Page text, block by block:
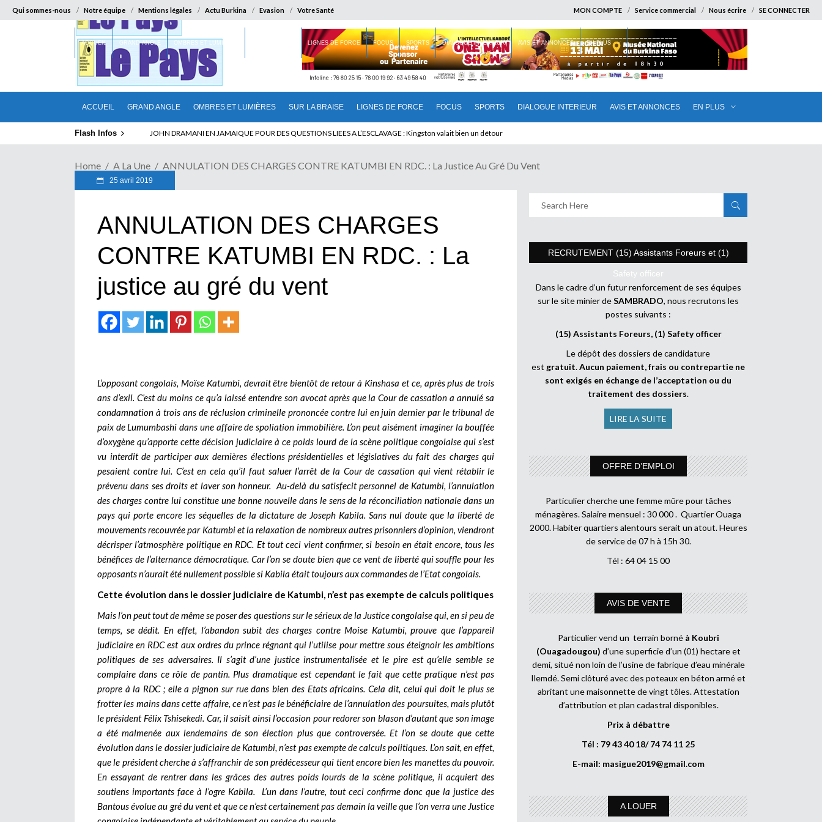
Qui sommes-nous Notre équipe Mentions légales Actu Burkina Evasion Votre Santé MON COMPTE Service commercial Nous écrire SE CONNECTER
ACCUEIL GRAND ANGLE OMBRES ET LUMIÈRES SUR LA BRAISE LIGNES DE FORCE FOCUS SPORTS DIALOGUE INTERIEUR AVIS ET ANNONCES EN PLUS
ACCUEIL GRAND ANGLE OMBRES ET LUMIÈRES LIGNES DE FORCE FOCUS SPORTS DIALOGUE INTERIEUR AVIS ET ANNONCES EN PLUS
Flash Infos ELECTION DE TALON A LA TETE DU SENAT BENINOIS : Quand Patrice quitte le pouvoir sans partir !
Home A La Une ANNULATION DES CHARGES CONTRE KATUMBI EN RDC. : La Justice Au Gré Du Vent
25 avril 2019
ANNULATION DES CHARGES
CONTRE KATUMBI EN RDC. : La
justice au gré du vent
L’opposant congolais, Moïse Katumbi, devrait être bientôt de retour à Kinshasa et ce, après plus de trois
ans d’exil. C’est du moins ce qu’a laissé entendre son avocat après que la Cour de cassation a annulé sa
condamnation à trois ans de réclusion criminelle prononcée contre lui en juin dernier par le tribunal de
paix de Lumumbashi dans une affaire de spoliation immobilière. L’on peut aisément imaginer la bouffée
d’oxygène qu’apporte cette décision judiciaire à ce poids lourd de la scène politique congolaise qui s’est
vu interdit de participer aux dernières élections présidentielles et législatives du fait des charges qui
pesaient contre lui. C’est en cela qu’il faut saluer l’arrêt de la Cour de cassation qui vient rétablir le
prévenu dans ses droits et laver son honneur. Au-delà du satisfecit personnel de Katumbi, l’annulation
des charges contre lui constitue une bonne nouvelle dans le sens de la réconciliation nationale dans un
pays qui porte encore les séquelles de la dictature de Joseph Kabila. Sans nul doute que la liberté de
mouvements recouvrée par Katumbi et la relaxation de nombreux autres prisonniers d’opinion, viendront
décrisper l’atmosphère politique en RDC. Et tout ceci vient confirmer, si besoin en était encore, tous les
bénéfices de l’alternance démocratique. Car l’on se doute bien que ce vent de liberté qui souffle pour les
opposants n’aurait été nullement possible si Kabila était toujours aux commandes de l’Etat congolais.
Cette évolution dans le dossier judiciaire de Katumbi, n’est pas exempte de calculs politiques
Mais l’on peut tout de même se poser des questions sur le sérieux de la Justice congolaise qui, en si peu de
temps, se dédit. En effet, l’abandon subit des charges contre Moise Katumbi, prouve que l’appareil
judiciaire en RDC est aux ordres du prince régnant qui l’utilise pour mettre sous éteignoir les ambitions
politiques de ses adversaires. Il s’agit d’une justice instrumentalisée et le pire est qu’elle semble se
complaire dans ce rôle de pantin. Plus dramatique est cependant le fait que cette pratique n’est pas
propre à la RDC ; elle a pignon sur rue dans bien des Etats africains.Cela dit, celui qui doit le plus se
frotter les mains dans cette affaire, ce n’est pas le bénéficiaire de l’annulation des poursuites, mais plutôt
le président Félix Tshisekedi. Car, il saisit ainsi l’occasion pour redorer son blason d’autant que son image
a été malmenée aux lendemains de son élection plus que controversée. Et l’on se doute que cette
évolution dans le dossier judiciaire de Katumbi, n’est pas exempte de calculs politiques. L’on sait, en effet,
que le président cherche à s’affranchir de son prédécesseur qui tient encore bien les manettes du pouvoir.
En essayant de rentrer dans les grâces des autres poids lourds de la scène politique, il acquiert des
soutiens importants face à l’ogre Kabila. L’un dans l’autre, tout ceci confirme donc que la justice des
Bantous évolue au gré du vent et que ce n’est certainement pas demain la veille que l’on verra une Justice
RECRUTEMENT (15) Assistants Foreurs et (1)
Safety officer
Dans le cadre d’un futur renforcement de ses équipes
sur le site minier deSAMBRADO, nous recrutons les
postes suivants :
(15) Assistants Foreurs, (1) Safety officer
Le dépôt des dossiers de candidature
est gratuit.Aucun paiement, frais ou contrepartie ne
sont exigés en échange de l’acceptation ou du
traitement des dossiers.
LIRE LA SUITE
OFFRE D’EMPLOI
Particulier cherche une femme mûre pour tâches
ménagères. Salaire mensuel : 30 000 . Quartier Ouaga
2000. Habiter quartiers alentours serait un atout. Heures
de service de 07 h à 15h 30.
Tél : 64 04 15 00
AVIS DE VENTE
Particulier vend un terrain borné à Koubri
(Ouagadougou) d’une superficie d’un (01) hectare et
demi, situé non loin de l’usine de fabrique d’eau minérale
Ilemdé. Semi clôturé avec des poteaux en béton armé et
abritant une maisonnette de vingt tôles. Attestation
d’attribution et plan cadastral disponibles.
Prix à débattre
Tél : 79 43 40 18/ 74 74 11 25
E-mail: masigue2019@gmail.com
A LOUER